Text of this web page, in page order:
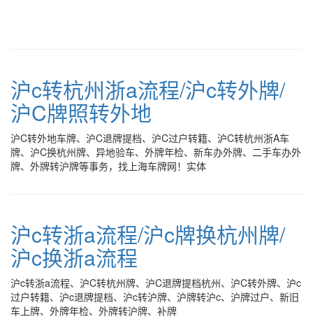
沪c转杭州浙a流程/沪c转外牌/
沪C牌照转外地
沪C转外地车牌、沪C退牌提档、沪C过户转籍、沪C转杭州浙A车
牌、沪C换杭州牌、异地验车、外牌年检、新车办外牌、二手车办外
牌、外牌转沪牌等事务，找上海车牌网！实体
沪c转浙a流程/沪c牌换杭州牌/
沪c换浙a流程
沪c转浙a流程、沪C转杭州牌、沪C退牌提档杭州、沪C转外牌、沪c
过户转籍、沪c退牌提档、沪c转沪牌、沪牌转沪c、沪牌过户、新旧
车上牌、外牌年检、外牌转沪牌、补牌